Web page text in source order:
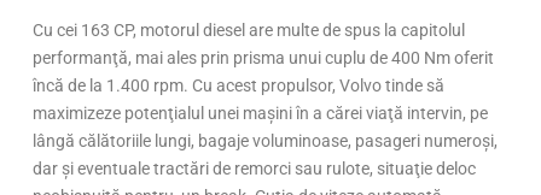
Cu cei 163 CP, motorul diesel are multe de spus la capitolul
performanţă, mai ales prin prisma unui cuplu de 400 Nm oferit
încă de la 1.400 rpm. Cu acest propulsor, Volvo tinde să
maximizeze potenţialul unei maşini în a cărei viaţă intervin, pe
lângă călătoriile lungi, bagaje voluminoase, pasageri numeroşi,
dar şi eventuale tractări de remorci sau rulote, situaţie deloc